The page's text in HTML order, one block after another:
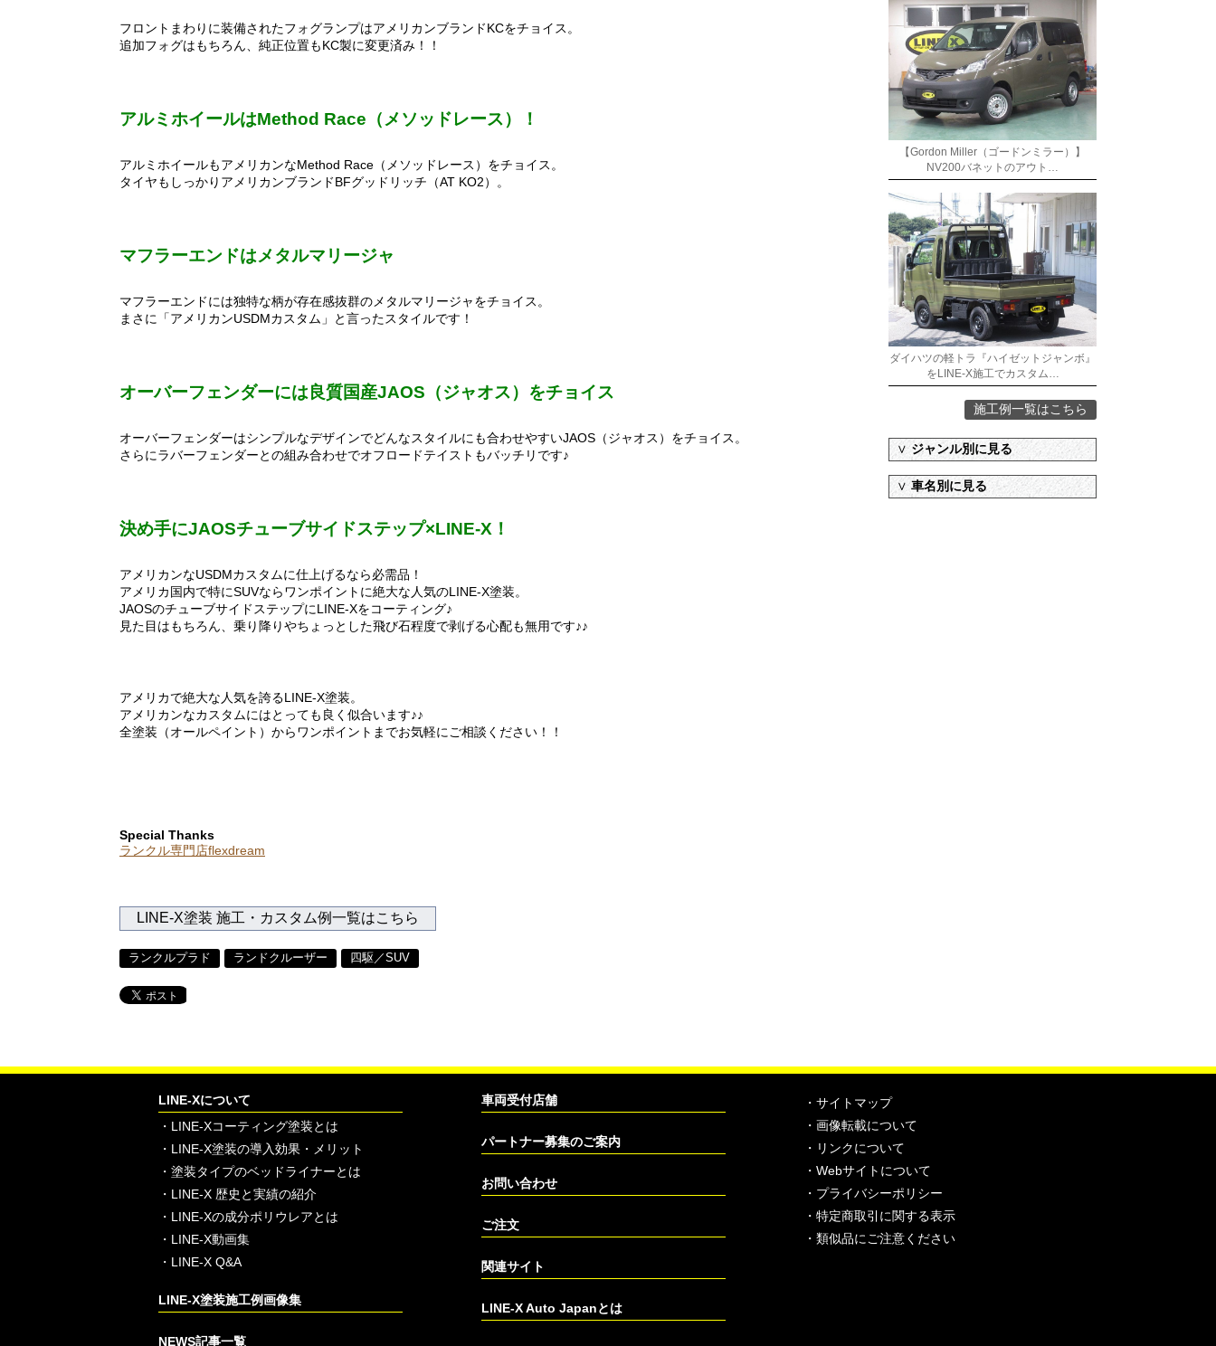
フロントまわりに装備されたフォグランプはアメリカンブランドKCをチョイス。
追加フォグはもちろん、純正位置もKC製に変更済み！！
アルミホイールはMethod Race（メソッドレース）！
アルミホイールもアメリカンなMethod Race（メソッドレース）をチョイス。
タイヤもしっかりアメリカンブランドBFグッドリッチ（AT KO2）。
マフラーエンドはメタルマリージャ
マフラーエンドには独特な柄が存在感抜群のメタルマリージャをチョイス。
まさに「アメリカンUSDMカスタム」と言ったスタイルです！
オーバーフェンダーには良質国産JAOS（ジャオス）をチョイス
オーバーフェンダーはシンプルなデザインでどんなスタイルにも合わせやすいJAOS（ジャオス）をチョイス。
さらにラバーフェンダーとの組み合わせでオフロードテイストもバッチリです♪
決め手にJAOSチューブサイドステップ×LINE-X！
アメリカンなUSDMカスタムに仕上げるなら必需品！
アメリカ国内で特にSUVならワンポイントに絶大な人気のLINE-X塗装。
JAOSのチューブサイドステップにLINE-Xをコーティング♪
見た目はもちろん、乗り降りやちょっとした飛び石程度で剥げる心配も無用です♪♪
アメリカで絶大な人気を誇るLINE-X塗装。
アメリカンなカスタムにはとっても良く似合います♪♪
全塗装（オールペイント）からワンポイントまでお気軽にご相談ください！！
Special Thanks
ランクル専門店flexdream
LINE-X塗装 施工・カスタム例一覧はこちら
ランクルプラド ランドクルーザー 四駆／SUV
【Gordon Miller（ゴードンミラー）】
NV200バネットのアウト…
ダイハツの軽トラ『ハイゼットジャンボ』
をLINE-X施工でカスタム…
施工例一覧はこちら
∨ジャンル別に見る
∨車名別に見る
LINE-Xについて
・ LINE-Xコーティング塗装とは
・ LINE-X塗装の導入効果・メリット
・塗装タイプのベッドライナーとは
・ LINE-X 歴史と実績の紹介
・ LINE-Xの成分ポリウレアとは
・ LINE-X動画集
・ LINE-X Q&A
LINE-X塗装施工例画像集
NEWS記事一覧
車両受付店舗
パートナー募集のご案内
お問い合わせ
ご注文
関連サイト
LINE-X Auto Japanとは
・ サイトマップ
・ 画像転載について
・ リンクについて
・ Webサイトについて
・ プライバシーポリシー
・ 特定商取引に関する表示
・ 類似品にご注意ください